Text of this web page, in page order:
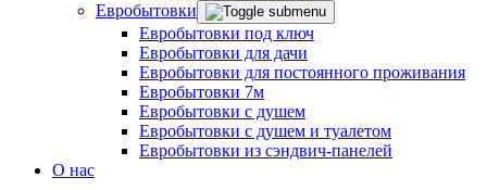
Евробытовки
Евробытовки под ключ
Евробытовки для дачи
Евробытовки для постоянного проживания
Евробытовки 7м
Евробытовки с душем
Евробытовки с душем и туалетом
Евробытовки из сэндвич-панелей
О нас